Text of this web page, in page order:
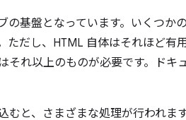
の基盤となっています。いくつか
ただし、HTML 自体はそれほど有
それ以上のものが必要です。ド
むと、さまざまな処理が行われま